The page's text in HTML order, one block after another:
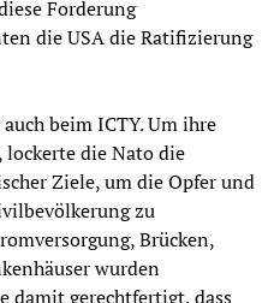
Forderung
die USA die Ratifizierung
beim ICTY. Um ihre
die Nato die
Ziele, um die Opfer und
zu
Brücken,
wurden
damit gerechtfertigt, dass